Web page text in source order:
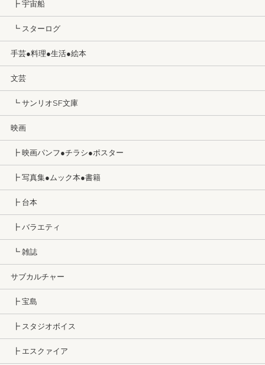
┣ 宇宙船
┗ スターログ
手芸●料理●生活●絵本
文芸
┗ サンリオSF文庫
映画
┣ 映画パンフ●チラシ●ポスター
┣ 写真集●ムック本●書籍
┣ 台本
┣ バラエティ
┗ 雑誌
サブカルチャー
┣ 宝島
┣ スタジオボイス
┣ エスクァイア